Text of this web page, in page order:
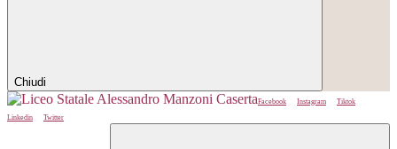
Chiudi
Facebook Instagram
Tiktok
Linkedin
Twitter